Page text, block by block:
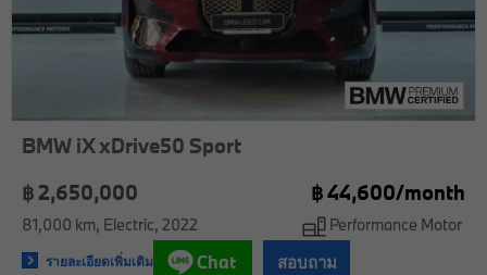
BMW iX xDrive50 Sport
฿ 2,650,000
฿44,600/month
81,000 km Electric 2022 Performance Motor
รายละเอียดเพิ่มเติม Chat สอบถาม